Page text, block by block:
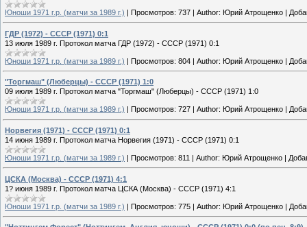
Юноши 1971 г.р. (матчи за 1989 г.) | Просмотров: 737 | Author: Юрий Атрощенко |
ГДР (1972) - СССР (1971) 0:1
13 июля 1989 г. Протокол матча ГДР (1972) - СССР (1971) 0:1
Юноши 1971 г.р. (матчи за 1989 г.) | Просмотров: 804 | Author: Юрий Атрощенко |
"Торгмаш" (Люберцы) - СССР (1971) 1:0
09 июля 1989 г. Протокол матча "Торгмаш" (Люберцы) - СССР (1971) 1:0
Юноши 1971 г.р. (матчи за 1989 г.) Просмотров: 727 Author: Юрий Атрощенко
Норвегия (1971) - СССР (1971) 0:1
14 июня 1989 г. Протокол матча Норвегия (1971) - СССР (1971) 0:1
Юноши 1971 г.р. (матчи за 1989 г.) | Просмотров: 811 | Author: Юрий Атрощенко |
ЦСКА (Москва) - СССР (1971) 4:1
1? июня 1989 г. Протокол матча ЦСКА (Москва) - СССР (1971) 4:1
Юноши 1971 г.р. (матчи за 1989 г.) | Просмотров: 775 | Author: Юрий Атрощенко |